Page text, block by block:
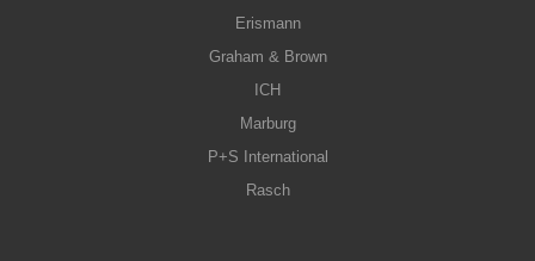
Erismann
Graham & Brown
ICH
Marburg
P+S International
Rasch